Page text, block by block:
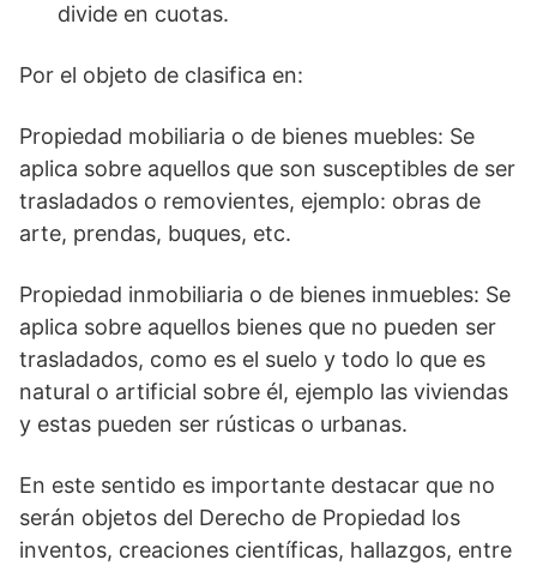
divide en cuotas.
Por el objeto de clasifica en:
Propiedad mobiliaria o de bienes muebles: Se
aplica sobre aquellos que son susceptibles de ser
trasladados o removientes, ejemplo: obras de
arte, prendas, buques, etc.
Propiedad inmobiliaria o de bienes inmuebles: Se
aplica sobre aquellos bienes que no pueden ser
trasladados, como es el suelo y todo lo que es
natural o artificial sobre él, ejemplo las viviendas
y estas pueden ser rústicas o urbanas.
En este sentido es importante destacar que no
serán objetos del Derecho de Propiedad los
inventos, creaciones científicas, hallazgos, entre